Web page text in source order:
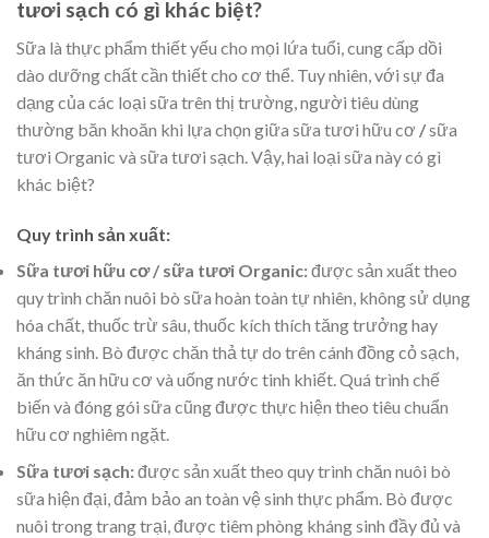
tươi sạch có gì khác biệt?
Sữa là thực phẩm thiết yếu cho mọi lứa tuổi, cung cấp dồi
dào dưỡng chất cần thiết cho cơ thể. Tuy nhiên, với sự đa
dạng của các loại sữa trên thị trường, người tiêu dùng
thường băn khoăn khi lựa chọn giữa sữa tươi hữu cơ /sữa
tươi Organic và sữa tươi sạch. Vậy, hai loại sữa này có gì
khác biệt?
Quy trình sản xuất:
Sữa tươi hữu cơ / sữa tươi Organic:được sản xuất theo
quy trình chăn nuôi bò sữa hoàn toàn tự nhiên, không sử dụng
hóa chất, thuốc trừ sâu, thuốc kích thích tăng trưởng hay
kháng sinh. Bò được chăn thả tự do trên cánh đồng cỏ sạch,
ăn thức ăn hữu cơ và uống nước tinh khiết. Quá trình chế
biến và đóng gói sữa cũng được thực hiện theo tiêu chuẩn
hữu cơ nghiêm ngặt.
Sữa tươi sạch:được sản xuất theo quy trình chăn nuôi bò
sữa hiện đại, đảm bảo an toàn vệ sinh thực phẩm. Bò được
nuôi trong trang trại, được tiêm phòng kháng sinh đầy đủ và